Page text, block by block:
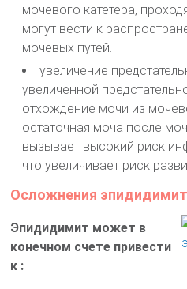
мочевого катетера,
могут вести к
мочевых путей.
увеличение
увеличенной
отхождение мочи из
остаточная моча после
вызывает высокий риск
что увеличивает риск
Осложнения
Эпидидимит может в
конечном счете привести
к :